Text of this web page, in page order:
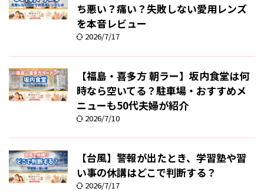
ち悪い？痛い？失敗しない愛用レンズ
を本音レビュー
2026/7/17
【福島・喜多方 朝ラー】坂内食堂は何
時なら空いてる？駐車場・おすすめメ
ニューも50代夫婦が紹介
2026/7/10
【台風】警報が出たとき、学習塾や習
い事の休講はどこで判断する？
2026/7/17